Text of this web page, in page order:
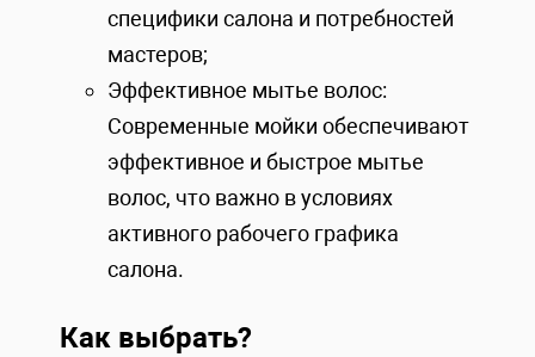
специфики салона и потребностей
мастеров;
Эффективное мытье волос:
Современные мойки обеспечивают
эффективное и быстрое мытье
волос, что важно в условиях
активного рабочего графика
салона.
Как выбрать?